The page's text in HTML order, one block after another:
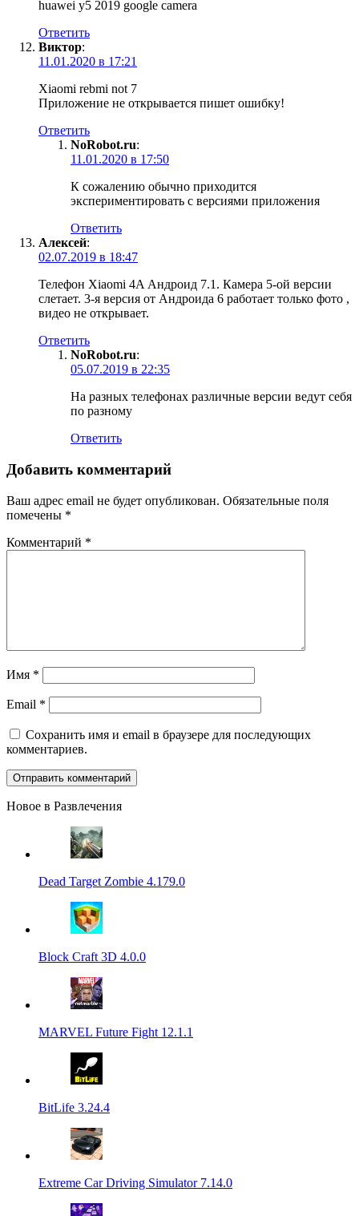
huawei y5 2019 google camera
Ответить
Виктор:
11.01.2020 в 17:21
Xiaomi rebmi not 7
Приложение не открывается пишет ошибку!
Ответить
NoRobot.ru:
11.01.2020 в 17:50
К сожалению обычно приходится
экспериментировать с версиями приложения
Ответить
Алексей:
02.07.2019 в 18:47
Телефон Xiaomi 4A Андроид 7.1. Камера 5-ой версии
слетает. 3-я версия от Андроида 6 работает только фото ,
видео не открывает.
Ответить
NoRobot.ru:
05.07.2019 в 22:35
На разных телефонах различные версии ведут себя
по разному
Ответить
Добавить комментарий
Ваш адрес email не будет опубликован. Обязательные поля
помечены *
Комментарий *
Имя *
Email *
Сохранить имя и email в браузере для последующих
комментариев.
Новое в Развлечения
Dead Target Zombie 4.179.0
Block Craft 3D 4.0.0
MARVEL Future Fight 12.1.1
BitLife 3.24.4
Extreme Car Driving Simulator 7.14.0